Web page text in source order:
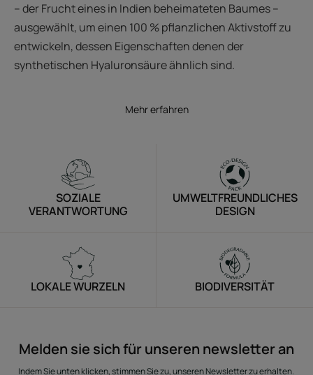
– der Frucht eines in Indien beheimateten Baumes –
ausgewählt, um einen 100 % pflanzlichen Aktivstoff zu
entwickeln, dessen Eigenschaften denen der
synthetischen Hyaluronsäure ähnlich sind.
Mehr erfahren
SOZIALE
VERANTWORTUNG
UMWELTFREUNDLICHES
DESIGN
LOKALE WURZELN BIODIVERSITÄT
Melden sie sich für unseren newsletter an
Indem Sie unten klicken, stimmen Sie zu, unseren Newsletter zu erhalten.